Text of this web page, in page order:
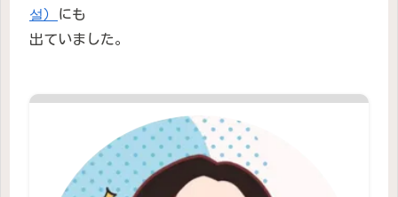
설）
にも
出ていました。